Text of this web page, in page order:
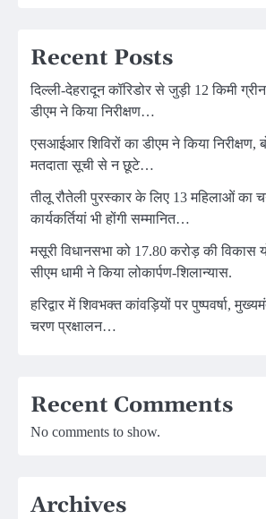
Recent Posts
दिल्ली-देहरादून कॉरिडोर से जुड़ी 12 किमी
डीएम ने किया निरीक्षण…
एसआईआर शिविरों का डीएम ने किया निरीक्षण,
मतदाता सूची से न छूटे…
तीलू रौतेली पुरस्कार के लिए 13 महिलाओं का
कार्यकर्तियां भी होंगी सम्मानित…
मसूरी विधानसभा को 17.80 करोड़ की विकास
सीएम धामी ने किया लोकार्पण-शिलान्यास.
हरिद्वार में शिवभक्त कांवड़ियों पर पुष्पवर्षा,
चरण प्रक्षालन…
Recent Comments
No comments to show.
Archives